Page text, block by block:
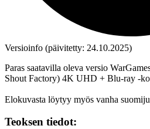
Versioinfo (päivitetty: 24.10.2025)
Paras saatavilla oleva versio
Shout Factory) 4K UHD + Blu‑ray
Elokuvasta löytyy myös vanha
Teoksen tiedot: